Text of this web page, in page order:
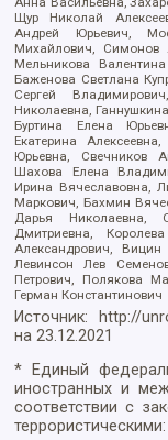
Щур Николай
Андрей Юрьевич,
Михайлович, Симонов
Мельникова
Баженова Светлана
Сергей
Николаевна,
Буртина Елена
Екатерина
Юрьевна, Свечников
Шахова Елена
Ирина Вячеславовна,
Маркович, Бахмин
Дарья Николаевна,
Дмитриевна,
Александрович,
Левинсон Лев
Петрович, Полякова
Герман Константинович
Источник: http://
на23.12.2021
* Единый
иностранных и
соответствии с
террористическими: